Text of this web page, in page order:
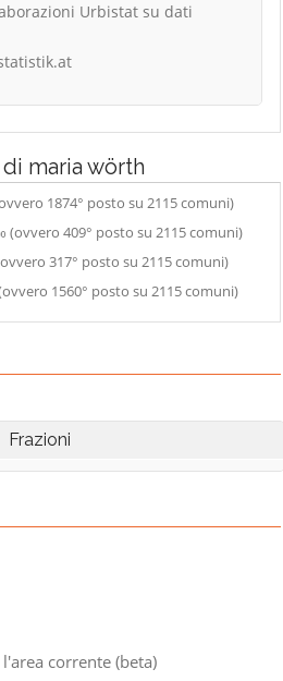
Urbistat su dati
maria wörth
1874° posto su 2115 comuni)
(ovvero 409° posto su 2115 comuni)
317° posto su 2115 comuni)
1560° posto su 2115 comuni)
Frazioni
corrente (beta)